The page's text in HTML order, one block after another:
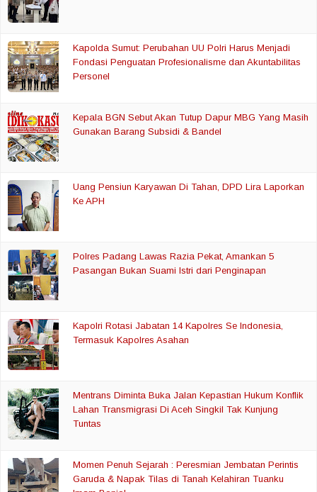
Kapolda Sumut: Perubahan UU Polri Harus Menjadi
Fondasi Penguatan Profesionalisme dan Akuntabilitas
Personel
Kepala BGN Sebut Akan Tutup Dapur MBG Yang Masih
Gunakan Barang Subsidi & Bandel
Uang Pensiun Karyawan Di Tahan, DPD Lira Laporkan
Ke APH
Polres Padang Lawas Razia Pekat, Amankan 5
Pasangan Bukan Suami Istri dari Penginapan
Kapolri Rotasi Jabatan 14 Kapolres Se Indonesia,
Termasuk Kapolres Asahan
Mentrans Diminta Buka Jalan Kepastian Hukum Konflik
Lahan Transmigrasi Di Aceh Singkil Tak Kunjung
Tuntas
Momen Penuh Sejarah : Peresmian Jembatan Perintis
Garuda & Napak Tilas di Tanah Kelahiran Tuanku